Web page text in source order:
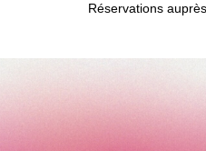
Réservations